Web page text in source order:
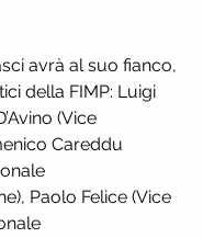
avrà al suo fianco,
della FIMP: Luigi
(Vice
Careddu
Paolo Felice (Vice